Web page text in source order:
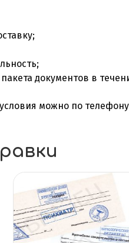
документов в
можно по